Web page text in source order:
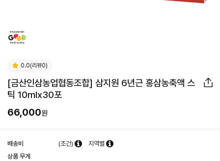
0.0(리뷰0)
[금산인삼농업협동조합] 삼지원 6년근 홍삼농축액 스
틱 10mlx30포
66,000원
배송비 (조건)
지역별
상품 무게